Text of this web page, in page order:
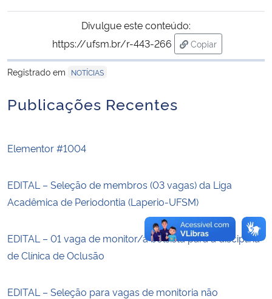
Gabinete de Segurança Institucional
Advocacia-Geral da União
Banco Central do Brasil
Divulgue este conteúdo:
https://ufsm.br/r-443-266
Copiar
para área de
Registrado em
NOTÍCIAS
Publicações Recentes
Elementor #1004
EDITAL – Seleção de membros (03 vagas) da Liga
Acadêmica de Periodontia (Laperio-UFSM)
EDITAL – 01 vaga de monitor/a bolsista para a disciplina
de Clínica de Oclusão
EDITAL – Seleção para vagas de monitoria não